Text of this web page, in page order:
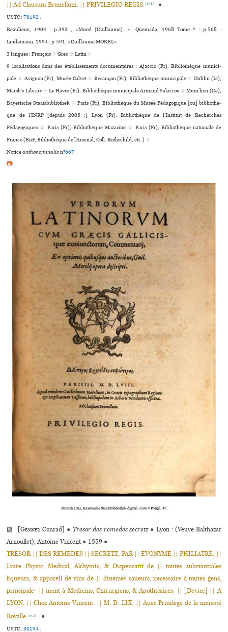
|| Ad Clausum Brunellum. || PRIVILEGIO REGIS. USTC ●
USTC :78192.
Beaulieux, 1904 : p.393 , «Morel (Guillaume). ». Quemada, 1968 Tome * : p.568 .
Lindemann, 1994 : p.591, «Guillaume MOREL».
3 langues :Français ♢Grec ♢Latin ♢
9 localisations dans des établissements documentaires : Ajaccio (Fr), Bibliothèque muni­ci­
pale ♢ Avignon (Fr), Musée Calvet ♢ Besançon (Fr), Bibliothèque muni­ci­pale ♢ Dublin (Ie),
Marsh’s Library ♢ Le Havre (Fr), Bibliothèque muni­ci­pale Armand Salacrou ♢ München (De),
Bayerische Staatsbibliothek ♢ Paris (Fr), Bibliothèque du Musée Pédagogique [ou] biblio­thè­
que de l’INRP [depuis 2005 :] Lyon (Fr), Bibliothèque de l’Institut de Recherches
Pédagogiques ♢ Paris (Fr), Bibliothèque Mazarine ♢ Paris (Fr), Bibliothèque nationale de
France (BnF, Bibliothèque de l’Arsenal, Coll. Rothschild, etc.) ♢
Noticeanthonominalien°667.
📷
Munich (De), Bayerische Staatsbibliothek digi­­tal. Cote 4 Polygl. 47.
▨ [Gessner Conrad] ● Tresor des remedes secretz ● Lyon : (Veuve Balthazar
Arnoullet), Antoine Vincent ● 1559 ●
TRESOR || DES REMEDES || SECRETZ, PAR || EVONYME || PHILIATRE. ||
Liure Physic, Medical, Alchymic, & Dispensatif de || toutes substantiales
liqueurs, & appareil de vins de || diuerses saueurs, necessaire à toutes gens,
principale- || ment à Medicins, Chirurgiens, & Apothicaires. || [Device] || A
LYON, || Chez Antoine Vincent. || M. D. LIX. || Auec Priuilege de la maiesté
Royalle. USTC ●
USTC :30194.